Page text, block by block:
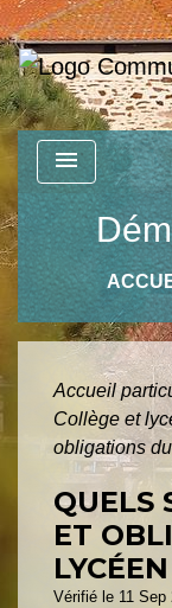
menu
Accueil
Collège et
obligations
QUELS
ET
Vérifié le 11 Sep